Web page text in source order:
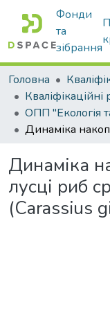
Фонди
та
зібрання
Головна
Динаміка
лусці риб
(Carassius